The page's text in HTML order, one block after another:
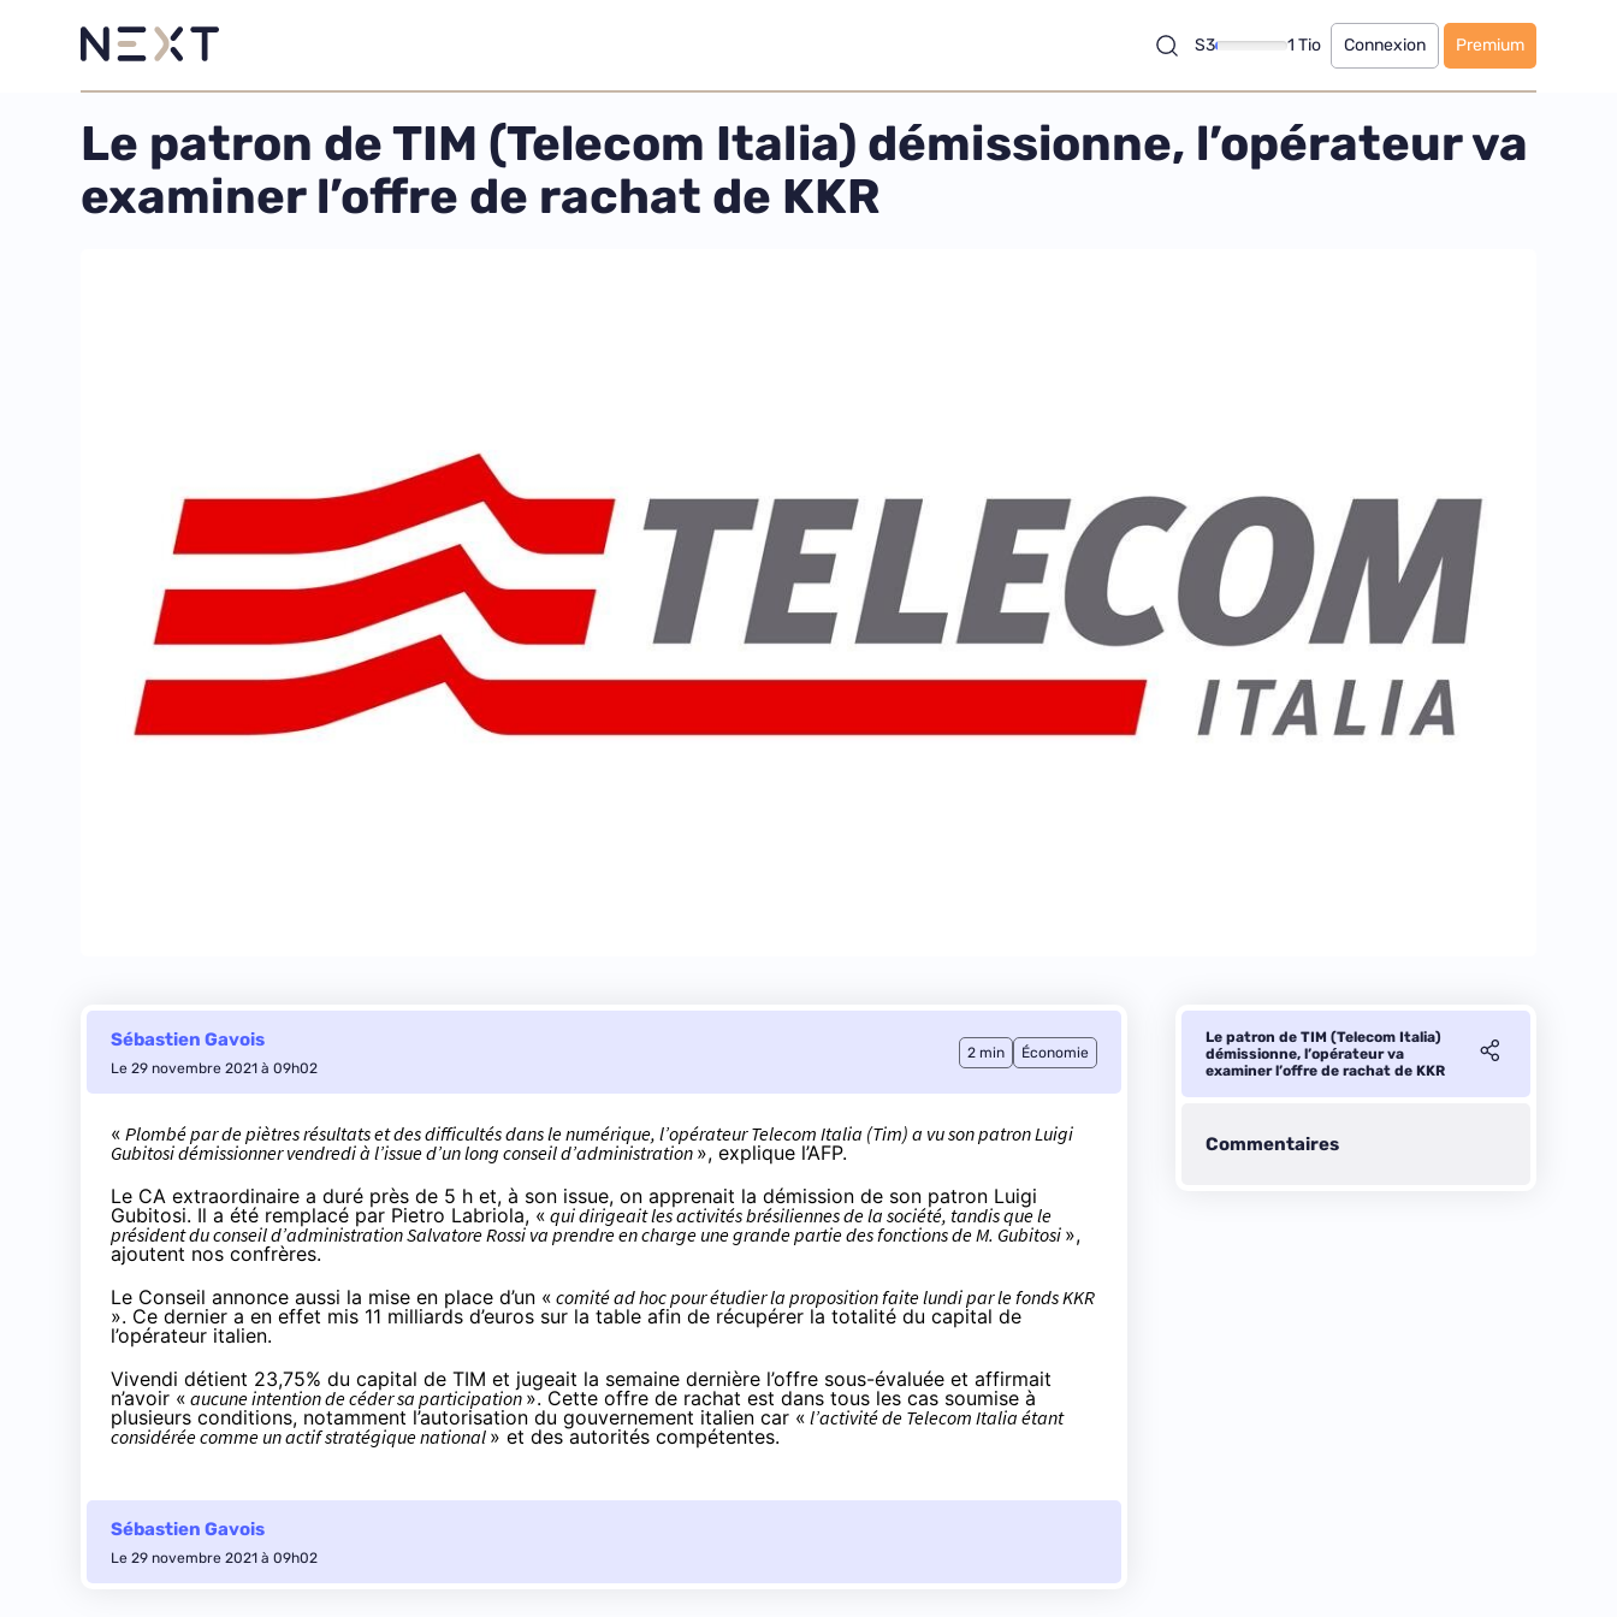
S3 1 Tio Connexion Premium
Le patron de TIM (Telecom Italia) démissionne, l’opérateur va
examiner l’offre de rachat de KKR
Sébastien Gavois
Le 29 novembre 2021 à 09h02
2 min Économie
« Plombé par de piètres résultats et des difficultés dans le numérique, l’opérateur Telecom Italia (Tim) a vu son patron Luigi
Gubitosi démissionner vendredi à l’issue d’un long conseil d’administration », explique l’AFP.
Le CA extraordinaire a duré près de 5 h et, à son issue, on apprenait la démission de son patron Luigi
Gubitosi. Il a été remplacé par Pietro Labriola, « qui dirigeait les activités brésiliennes de la société, tandis que le
président du conseil d’administration Salvatore Rossi va prendre en charge une grande partie des fonctions de M. Gubitosi »,
ajoutent nos confrères.
Le Conseil annonce aussi la mise en place d’un « comité ad hoc pour étudier la proposition faite lundi par le fonds KKR
». Ce dernier a en effet mis 11 milliards d’euros sur la table afin de récupérer la totalité du capital de
l’opérateur italien.
Vivendi détient 23,75% du capital de TIM et jugeait la semaine dernière l’offre sous-évaluée et affirmait
n’avoir « aucune intention de céder sa participation ». Cette offre de rachat est dans tous les cas soumise à
plusieurs conditions, notamment l’autorisation du gouvernement italien car « l’activité de Telecom Italia étant
considérée comme un actif stratégique national » et des autorités compétentes.
Sébastien Gavois
Le 29 novembre 2021 à 09h02
Le patron de TIM (Telecom Italia)
démissionne, l’opérateur va
examiner l’offre de rachat de KKR
Commentaires